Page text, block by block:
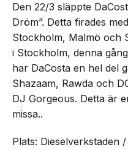
Den 22/3 släppte
Dröm”. Detta firades
Stockholm, Malmö och
i Stockholm, denna
har DaCosta en hel del
Shazaam, Rawda och
DJ Gorgeous. Detta är
missa..
Plats: Dieselverkstaden